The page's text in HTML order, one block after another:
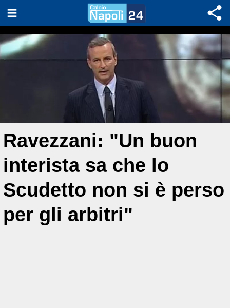
Ravezzani: "Un buon
interista sa che lo
Scudetto non si è perso
per gli arbitri"